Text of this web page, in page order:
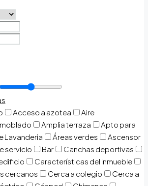
Acceso a azotea
Aire
Amplia terraza
Apto para
Lavanderia Áreas verdes
Ascensor
servicio Bar
Canchas deportivas
Características del inmueble
cercanos
Cerca a colegio
Cerca a